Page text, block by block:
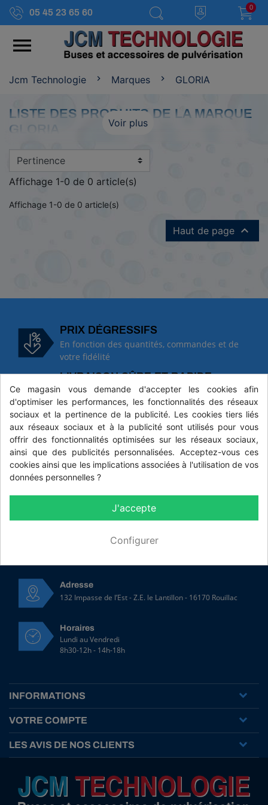
05 45 23 65 60
0

Jcm Technologie Marques GLORIA
LISTE DES PRODUITS DE LA MARQUE
GLORIA
Voir plus
Affichage 1-0 de 0 article(s)
Affichage 1-0 de 0 article(s)
Haut de page 
PRIX DÉGRESSIFS
En fonction des quantités, commandes et de
votre fidélité
LIVRAISON SÛRE ET RAPIDE
En partenariat avec SoColissimo pour des
délais courts et respectés
PAIEMENTS SÉCURISÉS
Pour une sécurité et une confiance toujours
plus renforcées
05 45 23 65 60
Adresse
132 Impasse de l’Est - Z.E. le Lantillon - 16170 Rouillac
Horaires
Lundi au Vendredi
8h30-12h - 14h-18h
INFORMATIONS
VOTRE COMPTE
LES AVIS DE NOS CLIENTS
Ce magasin vous demande d'accepter les cookies afin
d'optimiser les performances, les fonctionnalités des réseaux
sociaux et la pertinence de la publicité. Les cookies tiers liés
aux réseaux sociaux et à la publicité sont utilisés pour vous
offrir des fonctionnalités optimisées sur les réseaux sociaux,
ainsi que des publicités personnalisées. Acceptez-vous ces
cookies ainsi que les implications associées à l'utilisation de vos
données personnelles ?
J'accepte
Configurer